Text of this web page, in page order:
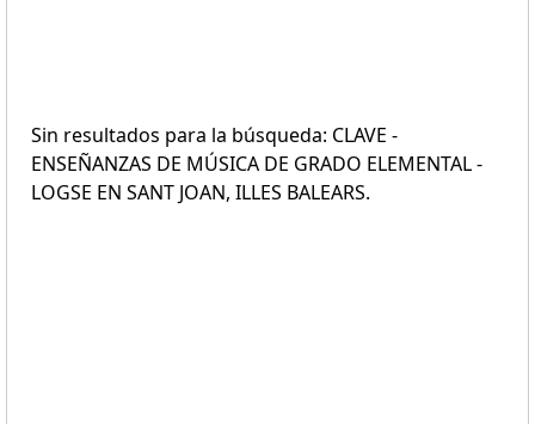
Sin resultados para la búsqueda: CLAVE -
ENSEÑANZAS DE MÚSICA DE GRADO ELEMENTAL -
LOGSE EN SANT JOAN, ILLES BALEARS.